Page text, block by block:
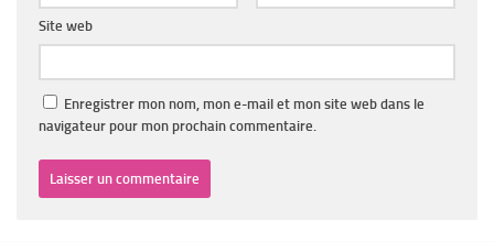
Site web
Enregistrer mon nom, mon e-mail et mon site web dans le
navigateur pour mon prochain commentaire.